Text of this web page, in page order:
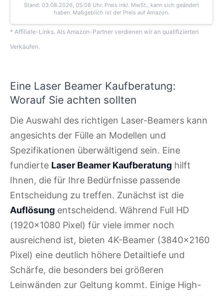
Stand: 03.08.2026, 05:08 Uhr. Preis inkl. MwSt., kann sich geändert
haben. Maßgeblich ist der Preis auf Amazon.
* Affiliate-Links. Als Amazon-Partner verdienen wir an qualifizierten
Verkäufen.
Eine Laser Beamer Kaufberatung:
Worauf Sie achten sollten
Die Auswahl des richtigen Laser-Beamers kann
angesichts der Fülle an Modellen und
Spezifikationen überwältigend sein. Eine
fundierte Laser Beamer Kaufberatung hilft
Ihnen, die für Ihre Bedürfnisse passende
Entscheidung zu treffen. Zunächst ist die
Auflösung entscheidend. Während Full HD
(1920x1080 Pixel) für viele immer noch
ausreichend ist, bieten 4K-Beamer (3840x2160
Pixel) eine deutlich höhere Detailtiefe und
Schärfe, die besonders bei größeren
Leinwänden zur Geltung kommt. Einige High-